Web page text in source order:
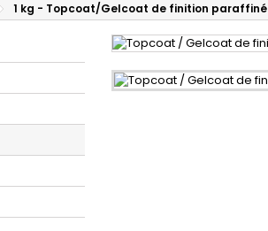
1 kg - Topcoat/Gelcoat de finition paraffiné